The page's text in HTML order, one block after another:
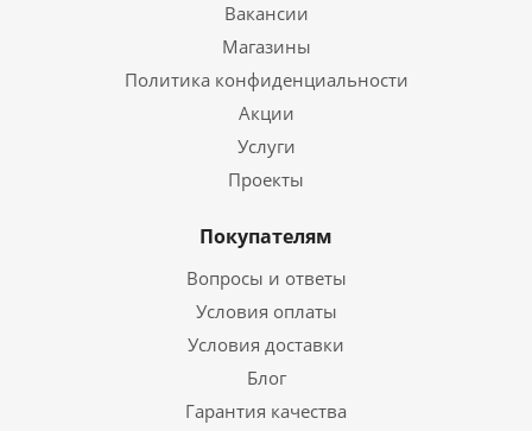
Вакансии
Магазины
Политика конфиденциальности
Акции
Услуги
Проекты
Покупателям
Вопросы и ответы
Условия оплаты
Условия доставки
Блог
Гарантия качества